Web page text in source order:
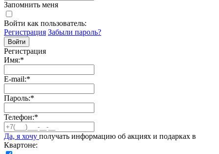
Запомнить меня
Войти как пользователь:
Регистрация Забыли пароль?
Регистрация
Имя:*
E-mail:*
Пароль:*
Телефон:*
Да, я хочу получать информацию об акциях и подарках в
Квартоне: